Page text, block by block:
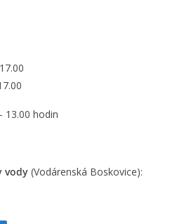
13.00 hodin
vody (Vodárenská Boskovice):